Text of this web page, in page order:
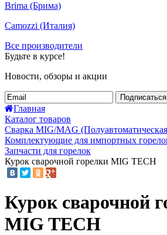
Brima (Брима)
Camozzi (Италия)
Все производители
Будьте в курсе!
Новости, обзоры и акции
Подписаться
Главная
Каталог товаров
Сварка MIG/MAG
Комплектующие для импортных
Запчасти для горелок
Курок сварочной горелки MIG TECH
Курок сварочной
MIG TECH